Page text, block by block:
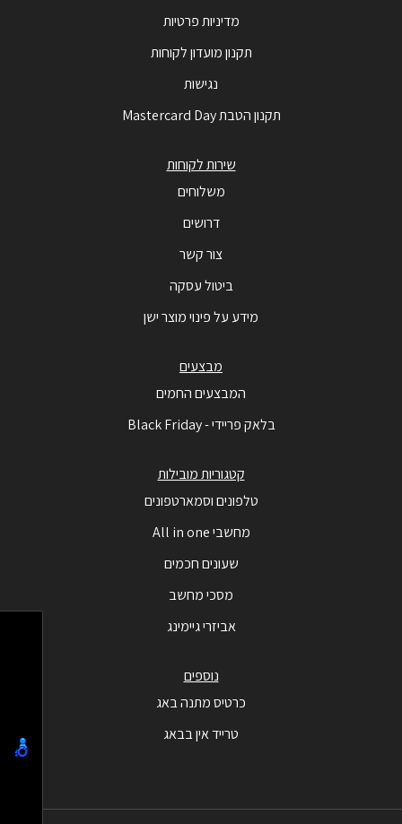
מדיניות פרטיות
תקנון מועדון לקוחות
נגישות
תקנון הטבת Mastercard Day
שירות לקוחות
משלוחים
דרושים
צור קשר
ביטול עסקה
מידע על פינוי מוצר ישן
מבצעים
המבצעים החמים
בלאק פריידי - Black Friday
קטגוריות מובילות
טלפונים וסמארטפונים
מחשבי All in one
שעונים חכמים
מסכי מחשב
אביזרי גיימינג
נוספים
כרטיס מתנה באג
טרייד אין בבאג